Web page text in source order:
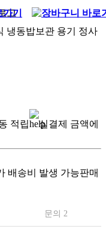
냉동밥보관 용기 정사
적립
실결제 금액에
배송비 발생 가능판매
문의 2